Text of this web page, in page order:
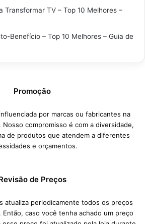
Transformar TV – Top 10 Melhores –
Benefício – Top 10 Melhores – Guia de
Promoção
por marcas ou fabricantes na
compromisso é com a diversidade,
de produtos que atendem a diferentes
e orçamentos.
de Preços
atualiza periodicamente todos os preços
Então, caso você tenha achado um preço